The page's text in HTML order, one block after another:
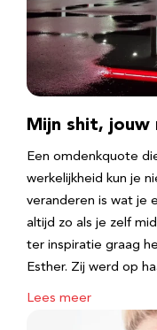
Mijn shit, jouw
Een omdenkquote
werkelijkheid kun je
veranderen is wat je
altijd zo als je zelf
ter inspiratie graag
Esther. Zij werd op
Lees meer